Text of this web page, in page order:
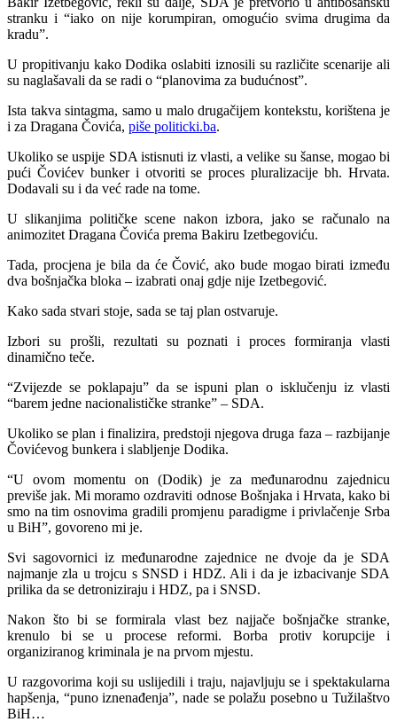
stranku i “iako on nije korumpiran, omogućio svima drugima da
kradu”.
U propitivanju kako Dodika oslabiti iznosili su različite scenarije ali
su naglašavali da se radi o “planovima za budućnost”.
Ista takva sintagma, samo u malo drugačijem kontekstu, korištena je
i za Dragana Čovića, piše politicki.ba.
Ukoliko se uspije SDA istisnuti iz vlasti, a velike su šanse, mogao bi
pući Čovićev bunker i otvoriti se proces pluralizacije bh. Hrvata.
Dodavali su i da već rade na tome.
U slikanjima političke scene nakon izbora, jako se računalo na
animozitet Dragana Čovića prema Bakiru Izetbegoviću.
Tada, procjena je bila da će Čović, ako bude mogao birati između
dva bošnjačka bloka – izabrati onaj gdje nije Izetbegović.
Kako sada stvari stoje, sada se taj plan ostvaruje.
Izbori su prošli, rezultati su poznati i proces formiranja vlasti
dinamično teče.
“Zvijezde se poklapaju” da se ispuni plan o isklučenju iz vlasti
“barem jedne nacionalističke stranke” – SDA.
Ukoliko se plan i finalizira, predstoji njegova druga faza – razbijanje
Čovićevog bunkera i slabljenje Dodika.
“U ovom momentu on (Dodik) je za međunarodnu zajednicu
previše jak. Mi moramo ozdraviti odnose Bošnjaka i Hrvata, kako bi
smo na tim osnovima gradili promjenu paradigme i privlačenje Srba
u BiH”, govoreno mi je.
Svi sagovornici iz međunarodne zajednice ne dvoje da je SDA
najmanje zla u trojcu s SNSD i HDZ. Ali i da je izbacivanje SDA
prilika da se detroniziraju i HDZ, pa i SNSD.
Nakon što bi se formirala vlast bez najjače bošnjačke stranke,
krenulo bi se u procese reformi. Borba protiv korupcije i
organiziranog kriminala je na prvom mjestu.
U razgovorima koji su uslijedili i traju, najavljuju se i spektakularna
hapšenja, “puno iznenađenja”, nade se polažu posebno u Tužilaštvo
BiH…